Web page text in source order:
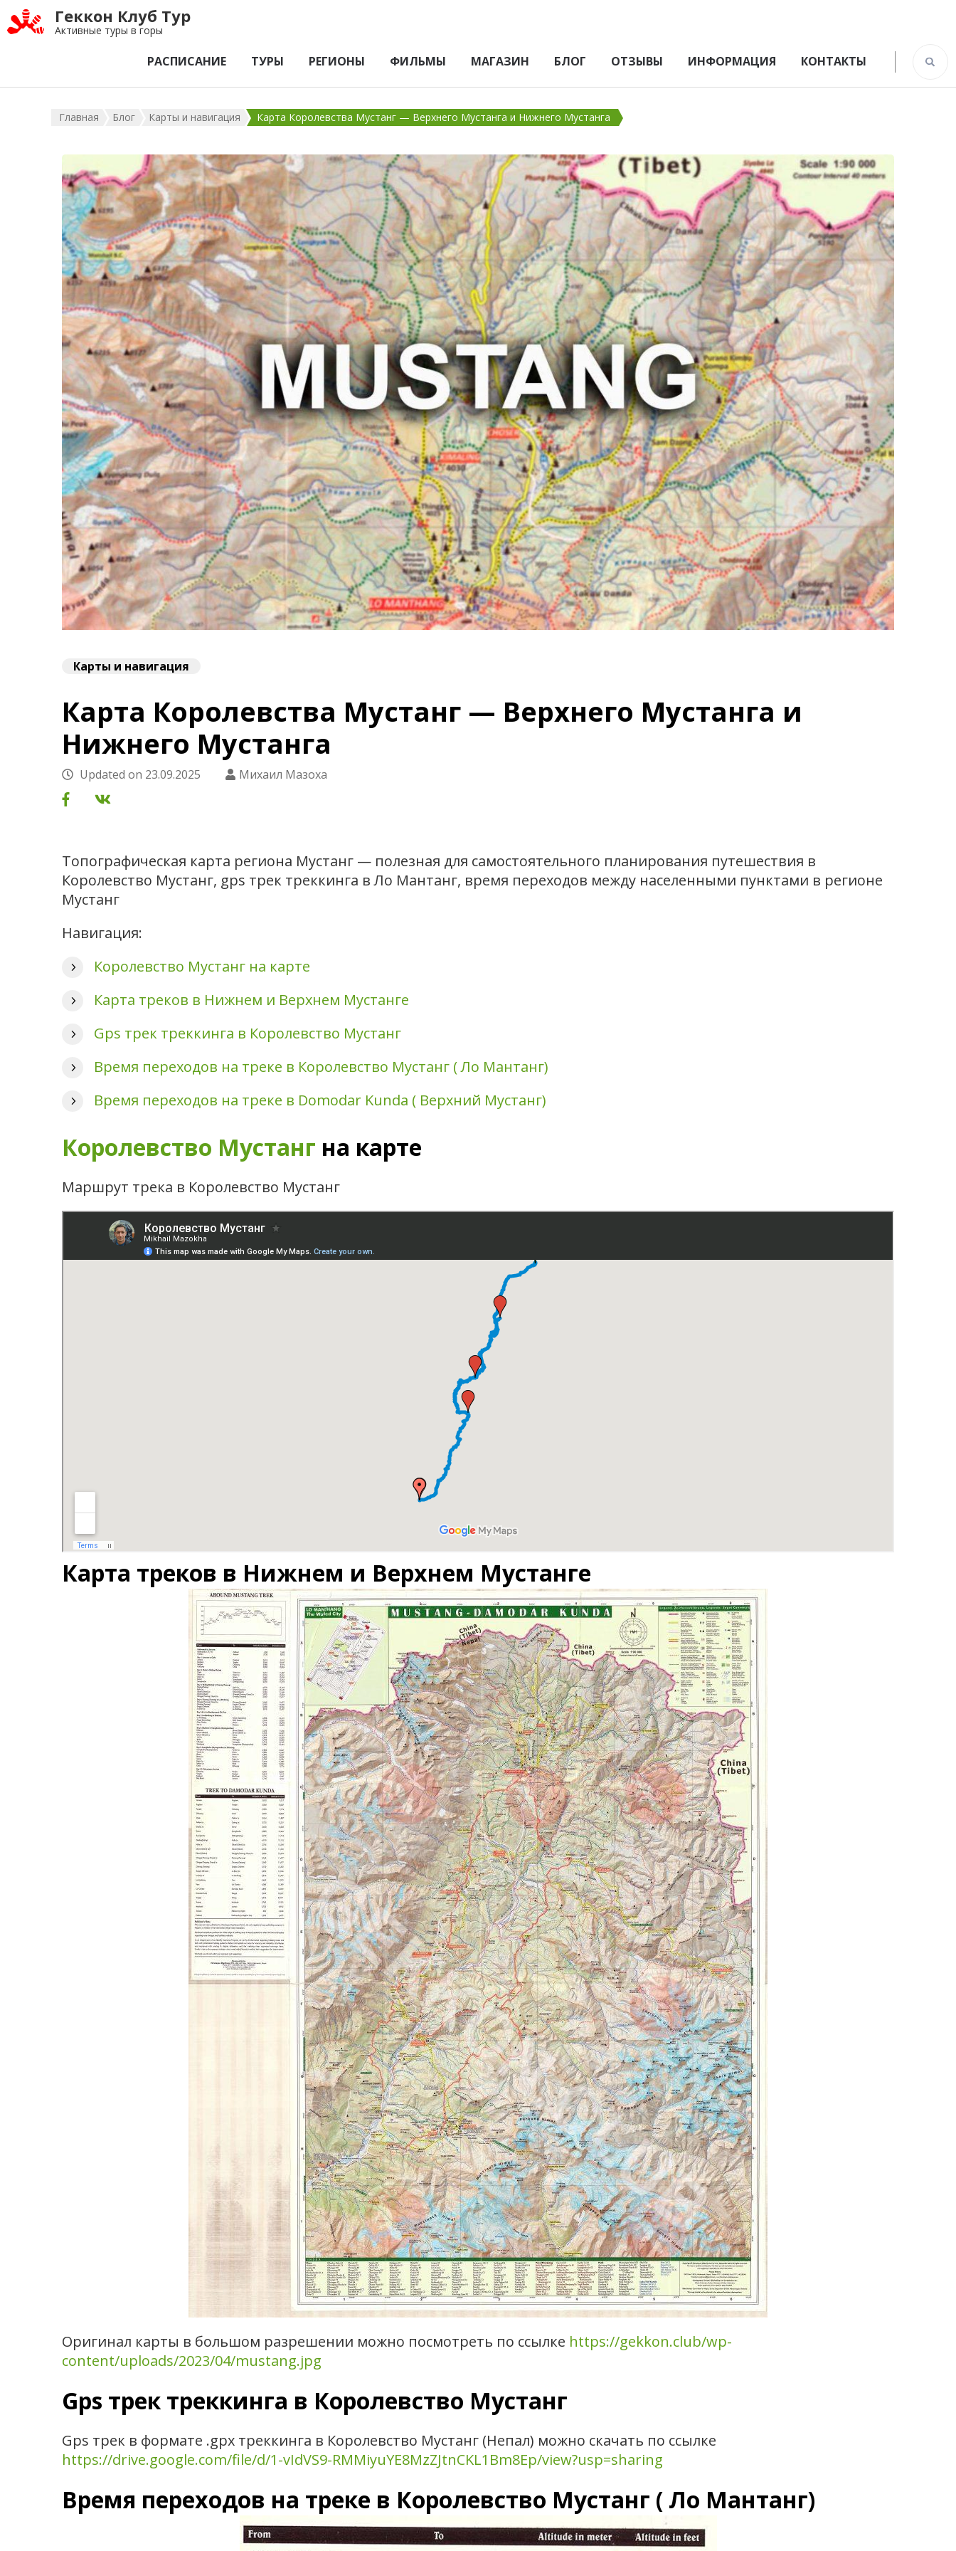
Геккон Клуб Тур
Активные туры в горы
РАСПИСАНИЕ ТУРЫ РЕГИОНЫ ФИЛЬМЫ МАГАЗИН БЛОГ ОТЗЫВЫ ИНФОРМАЦИЯ КОНТАКТЫ
Главная Блог Карты и навигация Карта Королевства Мустанг — Верхнего Мустанга и Нижнего Мустанга
Карты и навигация
Карта Королевства Мустанг — Верхнего Мустанга и
Нижнего Мустанга
Updated on 23.09.2025 Михаил Мазоха
Топографическая карта региона Мустанг — полезная для самостоятельного планирования путешествия в
Королевство Мустанг, gps трек треккинга в Ло Мантанг, время переходов между населенными пунктами в регионе
Мустанг
Навигация:
Королевство Мустанг на карте
Карта треков в Нижнем и Верхнем Мустанге
Gps трек треккинга в Королевство Мустанг
Время переходов на треке в Королевство Мустанг ( Ло Мантанг)
Время переходов на треке в Domodar Kunda ( Верхний Мустанг)
Королевство Мустанг на карте
Маршрут трека в Королевство Мустанг
Карта треков в Нижнем и Верхнем Мустанге
Оригинал карты в большом разрешении можно посмотреть по ссылке https://gekkon.club/wp-
content/uploads/2023/04/mustang.jpg
Gps трек треккинга в Королевство Мустанг
Gps трек в формате .gpx треккинга в Королевство Мустанг (Непал) можно скачать по ссылке
https://drive.google.com/file/d/1-vIdVS9-RMMiyuYE8MzZJtnCKL1Bm8Ep/view?usp=sharing
Время переходов на треке в Королевство Мустанг ( Ло Мантанг)